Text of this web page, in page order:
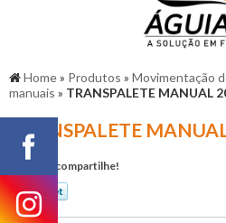
Home» Produtos » Movimentação
manuais » TRANSPALETE MANUAL
TRANSPALETE
Gostou? compartilhe!